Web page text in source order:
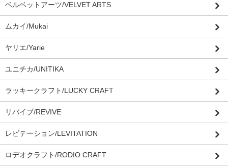
ベルベットアーツ/VELVET ARTS
ムカイ/Mukai
ヤリエ/Yarie
ユニチカ/UNITIKA
ラッキークラフト/LUCKY CRAFT
リバイブ/REVIVE
レビテーション/LEVITATION
ロデオクラフト/RODIO CRAFT